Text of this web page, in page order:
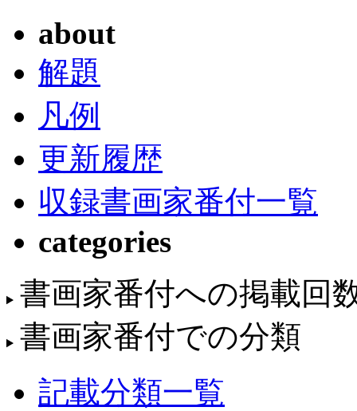
about
解題
凡例
更新履歴
収録書画家番付一覧
categories
書画家番付への掲載回
書画家番付での分類
記載分類一覧